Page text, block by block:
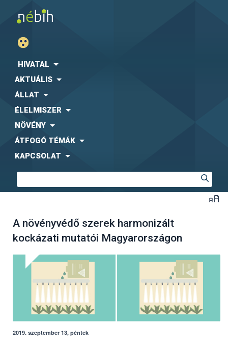
HIVATAL
AKTUÁLIS
ÁLLAT
ÉLELMISZER
NÖVÉNY
ÁTFOGÓ TÉMÁK
KAPCSOLAT
A növényvédő szerek harmonizált
kockázati mutatói Magyarországon
2019. szeptember 13, péntek